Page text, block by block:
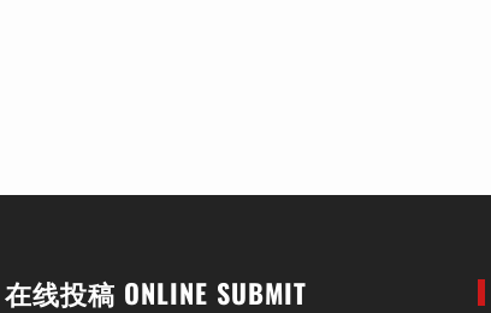
在线投稿 ONLINE SUBMIT